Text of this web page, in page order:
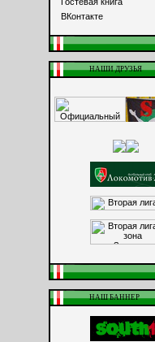
Гостевая книга
ВКонтакте
НАШИ ДРУЗЬЯ
НАШ БАННЕР